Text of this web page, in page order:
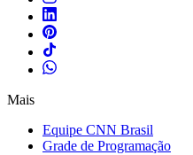
Mais
Equipe CNN Brasil
Grade de Programação